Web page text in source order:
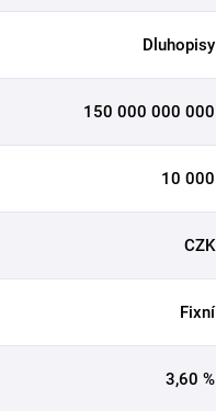
Dluhopisy
150 000 000 000
10 000
CZK
Fixní
3,60 %